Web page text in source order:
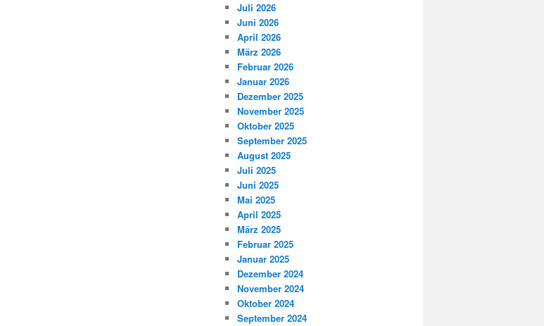
Juli 2026
Juni 2026
April 2026
März 2026
Februar 2026
Januar 2026
Dezember 2025
November 2025
Oktober 2025
September 2025
August 2025
Juli 2025
Juni 2025
Mai 2025
April 2025
März 2025
Februar 2025
Januar 2025
Dezember 2024
November 2024
Oktober 2024
September 2024